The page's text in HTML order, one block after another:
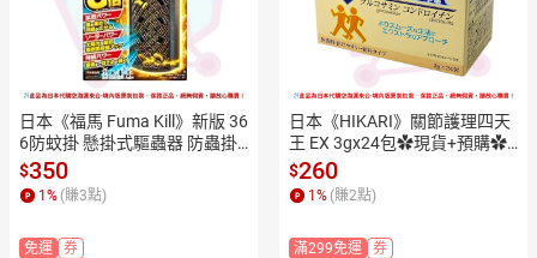
日本《福馬 Fuma Kill》新版 36
6防蚊掛 懸掛式驅蟲器 防蟲掛
✿現貨+預購✿日本境內版原裝
代購🌸佑育生活館🌸
$350
1% (賺3點)
免運 券
日本《HIKARI》關節護理四天
王 EX 3gx24包✿現貨+預購✿
日本境內版原裝代購🌸佑育生
活館🌸
$260
1% (賺2點)
滿299免運 券